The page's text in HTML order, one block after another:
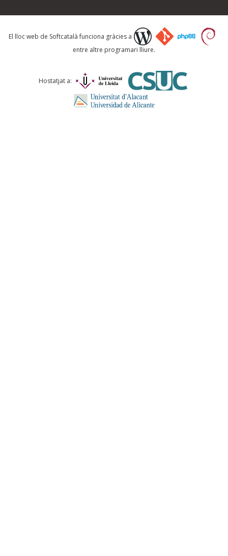
Què proposeu?
Comentari *
El lloc web de Softcatalà funciona gràcies a
entre altre programari lliure.
Hostatjat a: